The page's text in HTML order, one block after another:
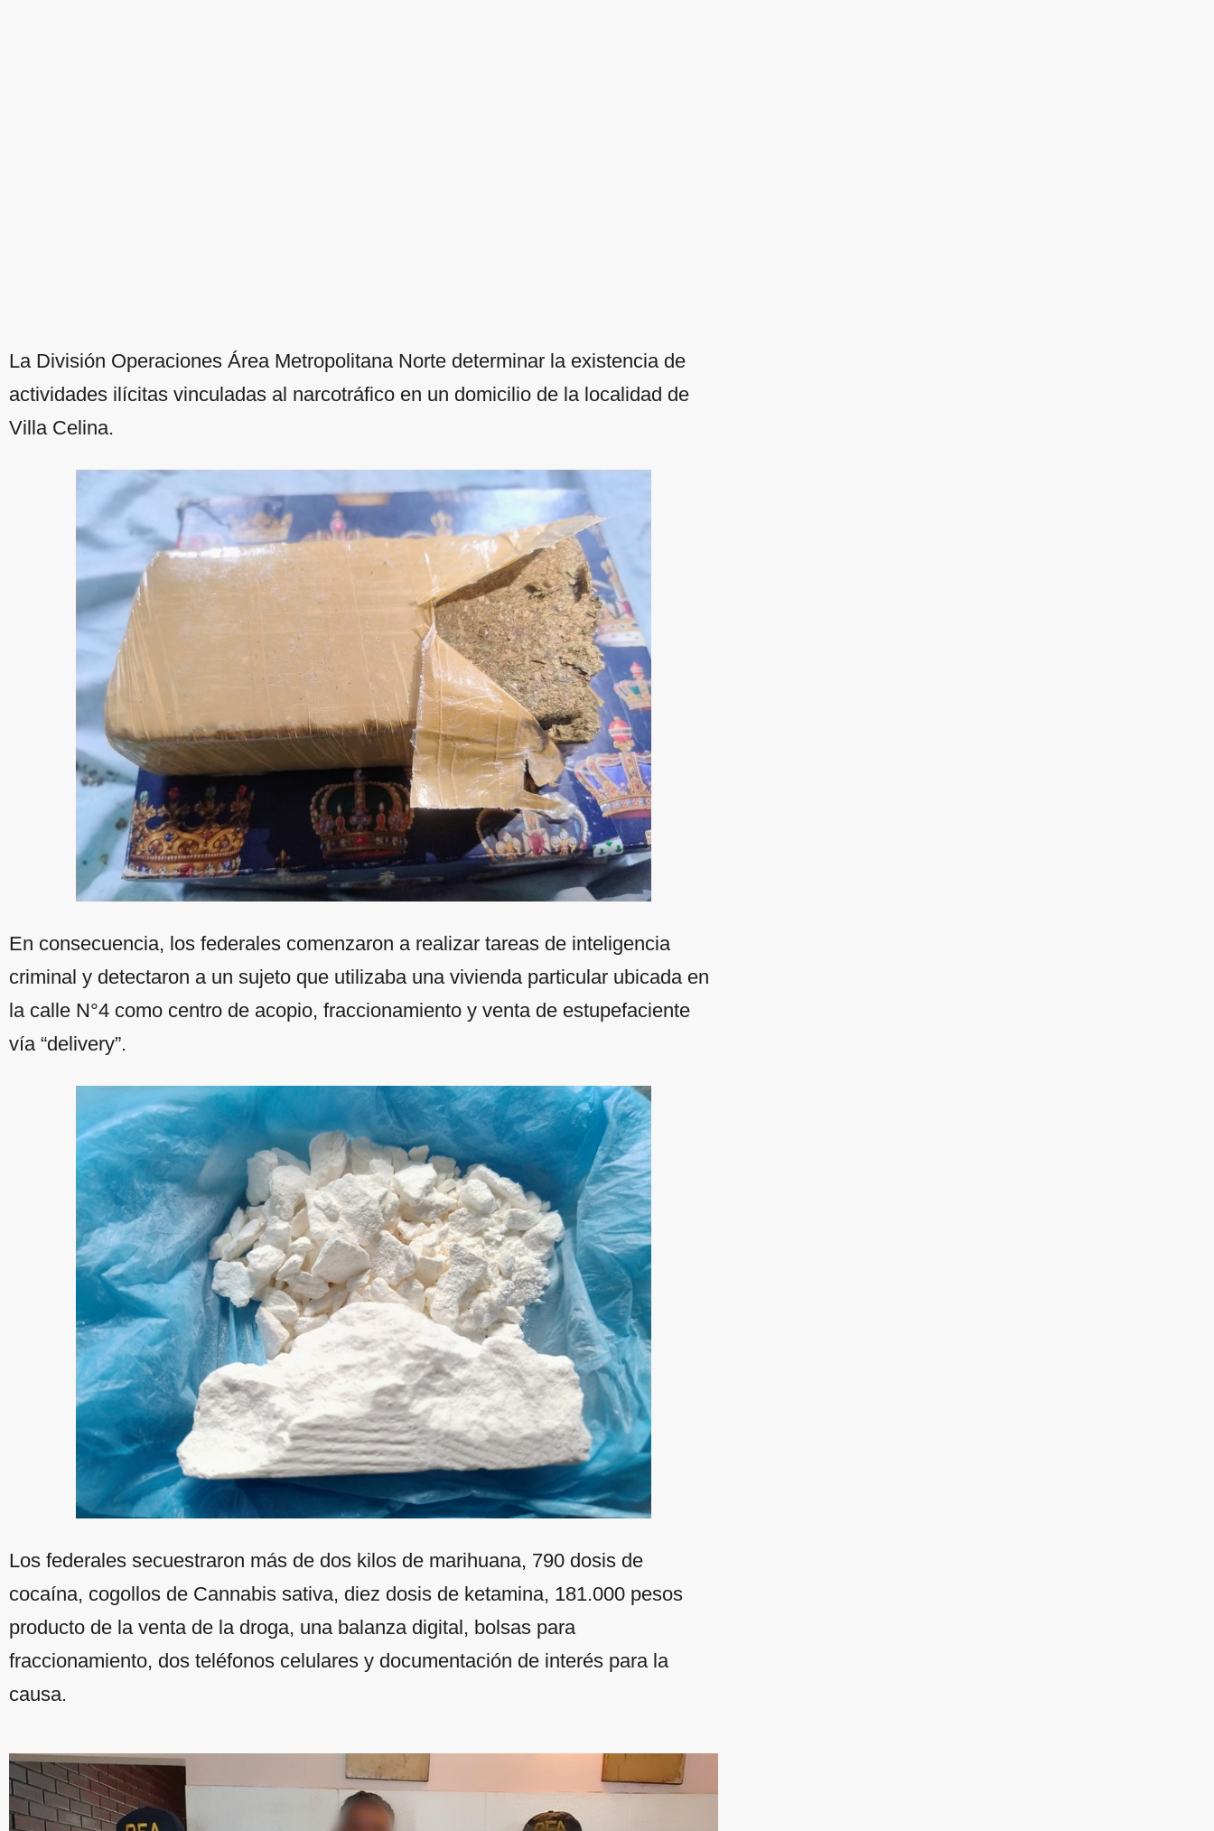
La División Operaciones Área Metropolitana Norte determinar la existencia de
actividades ilícitas vinculadas al narcotráfico en un domicilio de la localidad de
Villa Celina.
En consecuencia, los federales comenzaron a realizar tareas de inteligencia
criminal y detectaron a un sujeto que utilizaba una vivienda particular ubicada en
la calle N°4 como centro de acopio, fraccionamiento y venta de estupefaciente
vía “delivery”.
Los federales secuestraron más de dos kilos de marihuana, 790 dosis de
cocaína, cogollos de Cannabis sativa, diez dosis de ketamina, 181.000 pesos
producto de la venta de la droga, una balanza digital, bolsas para
fraccionamiento, dos teléfonos celulares y documentación de interés para la
causa.